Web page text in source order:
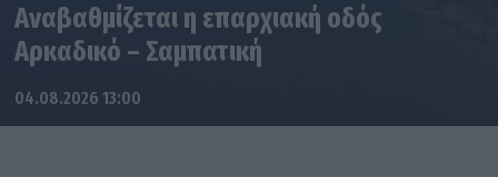
Αναβαθμίζεται η επαρχιακή οδός
Αρκαδικό – Σαμπατική
04.08.2026 13:00